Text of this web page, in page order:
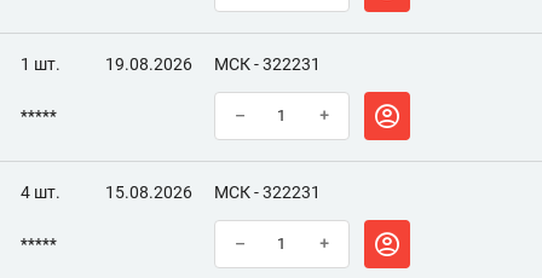
1 шт. 19.08.2026 МСК - 322231
***** – +
4 шт. 15.08.2026 МСК - 322231
***** – +